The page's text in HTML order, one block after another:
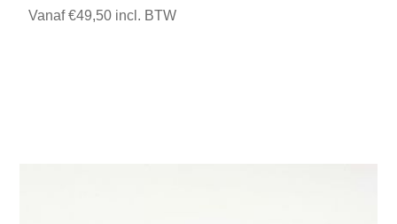
Vanaf €49,50 incl. BTW